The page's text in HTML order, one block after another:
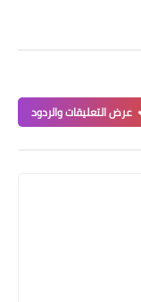
عرض التعليقات والردود